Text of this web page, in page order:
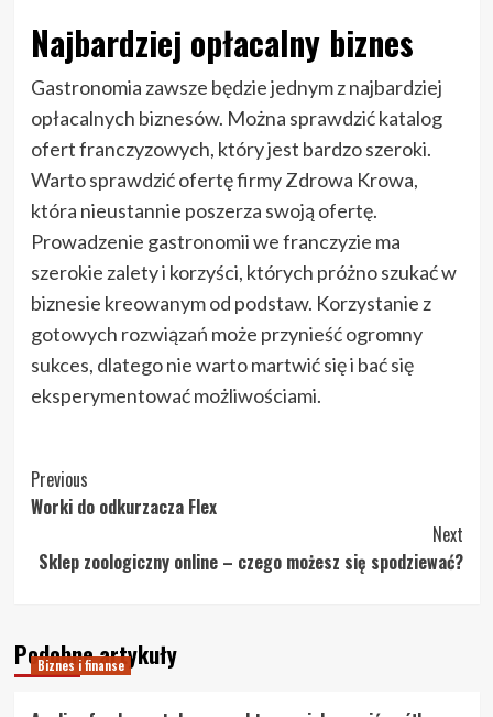
Najbardziej opłacalny biznes
Gastronomia zawsze będzie jednym z najbardziej
opłacalnych biznesów. Można sprawdzić katalog
ofert franczyzowych, który jest bardzo szeroki.
Warto sprawdzić ofertę firmy Zdrowa Krowa,
która nieustannie poszerza swoją ofertę.
Prowadzenie gastronomii we franczyzie ma
szerokie zalety i korzyści, których próżno szukać w
biznesie kreowanym od podstaw. Korzystanie z
gotowych rozwiązań może przynieść ogromny
sukces, dlatego nie warto martwić się i bać się
eksperymentować możliwościami.
Post
Navigation
Previous
Worki do odkurzacza Flex
Next
Sklep zoologiczny online – czego możesz się spodziewać?
Podobne artykuły
Biznes i finanse